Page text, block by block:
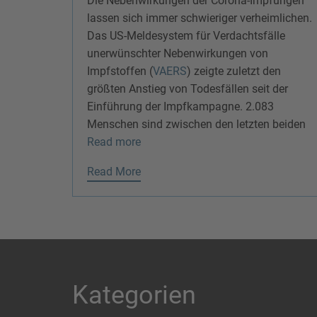
lassen sich immer schwieriger verheimlichen.
Das US-Meldesystem für Verdachtsfälle
unerwünschter Nebenwirkungen von
Impfstoffen (VAERS) zeigte zuletzt den
größten Anstieg von Todesfällen seit der
Einführung der Impfkampagne. 2.083
Menschen sind zwischen den letzten beiden
Read more
Read More
Kategorien